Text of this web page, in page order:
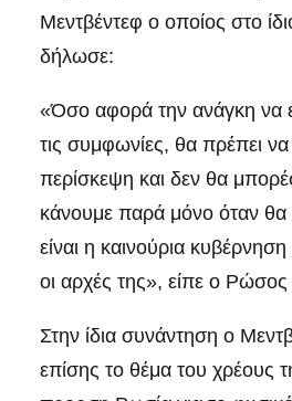
Μεντβέντεφ ο οποίος στο
δήλωσε:
«Όσο αφορά την ανάγκη να
τις συμφωνίες, θα πρέπει
περίσκεψη και δεν θα
κάνουμε παρά μόνο όταν θα
είναι η καινούρια κυβέρνηση
οι αρχές της», είπε ο
Στην ίδια συνάντηση ο
επίσης το θέμα του χρέους